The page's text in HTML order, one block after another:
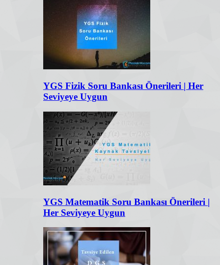
YGS Fizik Soru Bankası Önerileri | Her
Seviyeye Uygun
YGS Matematik Soru Bankası Önerileri |
Her Seviyeye Uygun